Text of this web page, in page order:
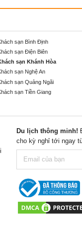
sạn Bình Định
sạn Điện Biên
sạn Khánh Hòa
sạn Nghệ An
sạn Quảng Ngãi
sạn Tiền Giang
Du lịch thông minh!
cho kỳ nghỉ tới ngay